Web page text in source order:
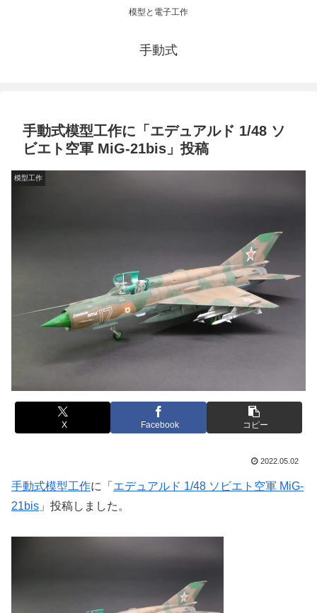
模型と電子工作
手動式
手動式模型工作に「エデュアルド 1/48 ソ
ビエト空軍 MiG-21bis」投稿
模型工作
X Facebook コピー
2022.05.02
手動式模型工作に「 エデュアルド 1/48 ソビエト空軍 MiG-
21bis 」投稿しました。